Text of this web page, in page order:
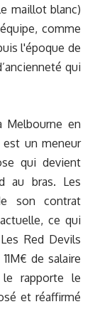
maillot blanc)
comme
l'époque de
qui
Melbourne en
est un meneur
qui devient
au bras. Les
son contrat
ce qui
Red Devils
de salaire
rapporte le
et réaffirmé